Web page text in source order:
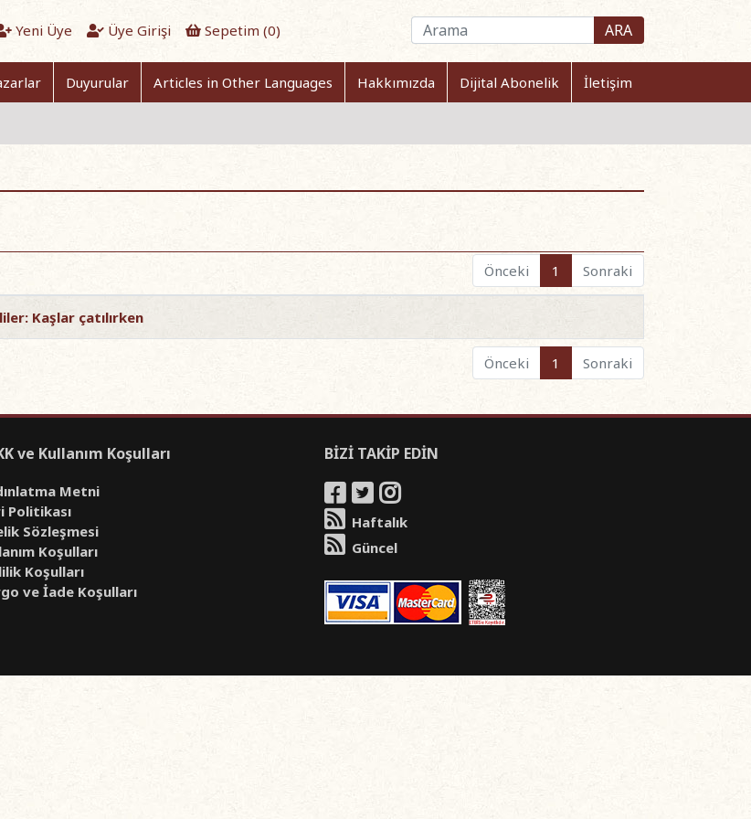
Yeni Üye Üye Girişi Sepetim (0) ARA
Duyurular Articles in Other Languages Hakkımızda Dijital Abonelik İletişim
Önceki
1 Sonraki
Kaşlar çatılırken
Önceki 1 Sonraki
ve Kullanım Koşulları
Metni
Politikası
Sözleşmesi
Koşulları
Koşulları
ve İade Koşulları
BİZİ TAKİP EDİN
Haftalık
Güncel